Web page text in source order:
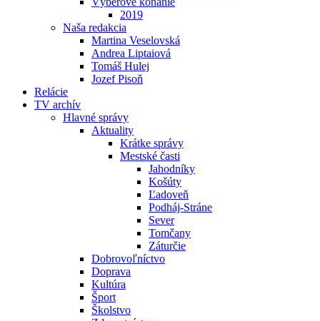
2019
Naša redakcia
Martina Veselovská
Andrea Liptaiová
Tomáš Hulej
Jozef Pisoň
Relácie
TV archív
Hlavné správy
Aktuality
Krátke správy
Mestské časti
Jahodníky
Košúty
Ľadoveň
Podháj-Stráne
Sever
Tomčany
Záturčie
Dobrovoľníctvo
Doprava
Kultúra
Šport
Školstvo